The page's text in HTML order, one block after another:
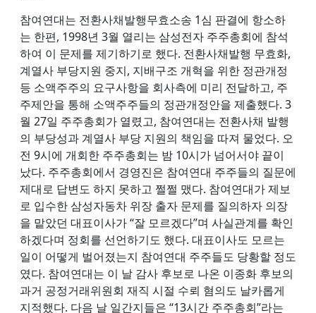
참여연대는 전환사채발행무효소송 1심 판결에 항소하
는 한편, 1998년 3월 열리는 삼성전자 주주총회에 참석
하여 이 문제를 제기하기로 했다. 전환사채발행 무효화,
계열사 부당지원 중지, 지배구조 개혁을 위한 정관개정
등 소액주주의 요구사항을 회사측에 미리 전달하고, 주
주제안을 통해 소액주주들의 정관개정안을 제출했다. 3
월 27일 주주총회가 열렸고, 참여연대는 전환사채 발행
의 부당성과 계열사 부당 지원의 책임을 따져 물었다. 오
전 9시에 개회한 주주총회는 밤 10시가 넘어서야 끝이
났다. 주주총회에서 경영진은 참여연대 주주들의 질문에
제대로 답변도 하지 못하고 쩔쩔 맸다. 참여연대가 제보
로 입수한 삼성자동차 위장 출자 문제를 질의하자 의장
을 맡았던 대표이사가 “잘 모르겠다”며 사실관계를 확인
하겠다며 정회를 선언하기도 했다. 대표이사도 모르는
일이 어떻게 벌어졌는지 참여연대 주주들도 당황할 정도
였다. 참여연대는 이 날 감사 후보로 나온 이종화 후보의
과거 공정거래위원회 재직 시절 수뢰 혐의도 날카롭게
지적했다. 다음 날 일간지들은 “13시간 주주총회”라는